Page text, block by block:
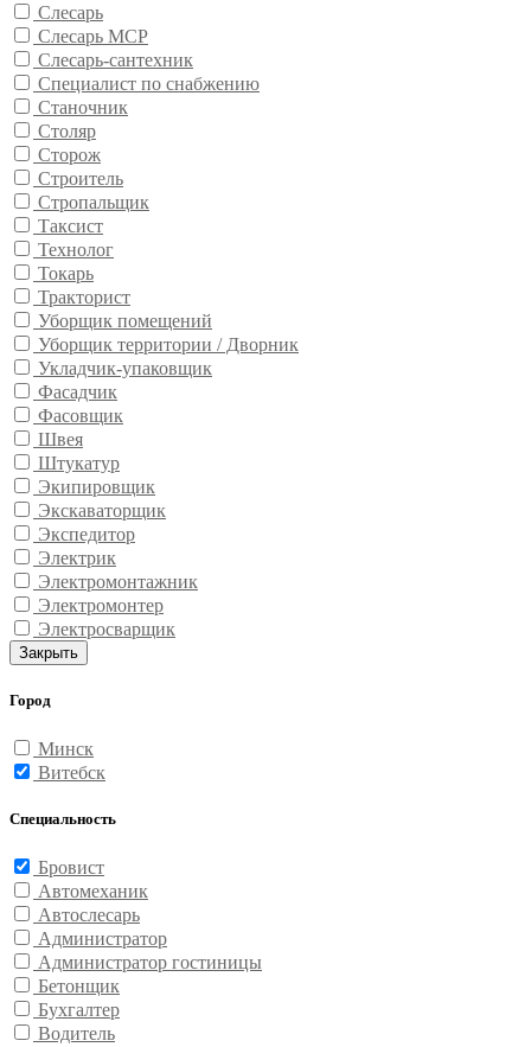
Слесарь
Слесарь МСР
Слесарь-сантехник
Специалист по снабжению
Станочник
Столяр
Сторож
Строитель
Стропальщик
Таксист
Технолог
Токарь
Тракторист
Уборщик помещений
Уборщик территории / Дворник
Укладчик-упаковщик
Фасадчик
Фасовщик
Швея
Штукатур
Экипировщик
Экскаваторщик
Экспедитор
Электрик
Электромонтажник
Электромонтер
Электросварщик
Закрыть
Город
Минск
Витебск
Специальность
Бровист
Автомеханик
Автослесарь
Администратор
Администратор гостиницы
Бетонщик
Бухгалтер
Водитель